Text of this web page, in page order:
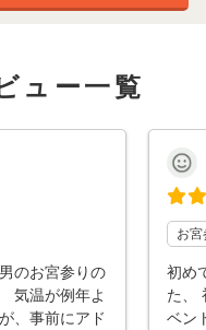
ュー一覧
のお宮参りの
気温が例年よ
、事前にアド
お
初め
た、
ベン